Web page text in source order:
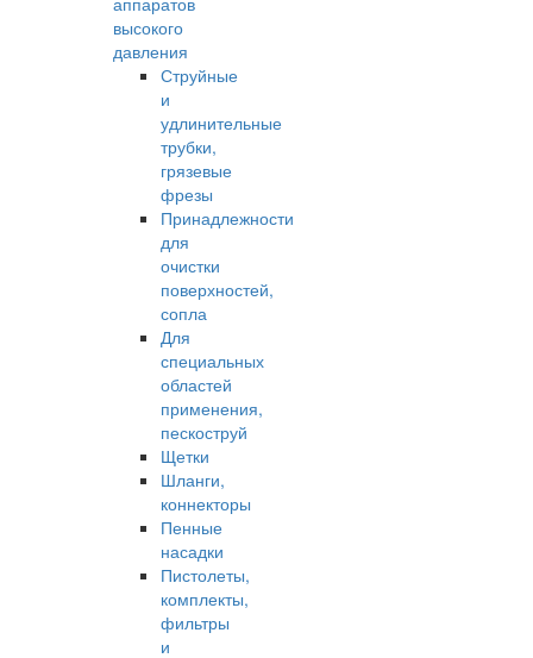
высокого
давления
Струйные
и
удлинительные
трубки,
грязевые
фрезы
Принадлежности
для
очистки
поверхностей,
сопла
Для
специальных
областей
применения,
пескоструй
Щетки
Шланги,
коннекторы
Пенные
насадки
Пистолеты,
комплекты,
фильтры
и